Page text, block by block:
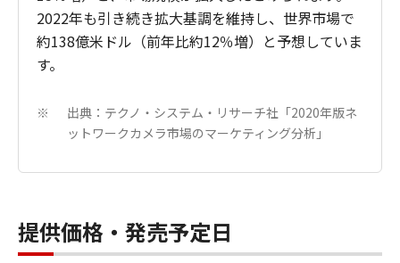
2022年も引き続き拡大基調を維持し、世界市場で
約138億米ドル（前年比約12％増）と予想していま
す。
※
出典：テクノ・システム・リサーチ社「2020年版ネ
ットワークカメラ市場のマーケティング分析」
提供価格・発売予定日